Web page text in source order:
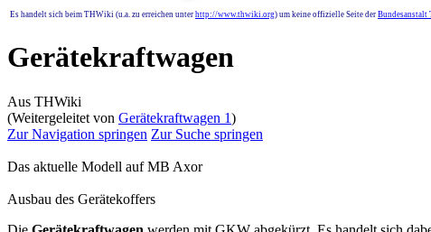
Es handelt sich beim THWiki (u.a. zu erreichen unter http://www.thwiki.org) um keine offizielle Seite der Bundesanstalt
Gerätekraftwagen
Aus THWiki
(Weitergeleitet von Gerätekraftwagen 1)
Zur Navigation springen Zur Suche springen
Das aktuelle Modell auf MB Axor
Ausbau des Gerätekoffers